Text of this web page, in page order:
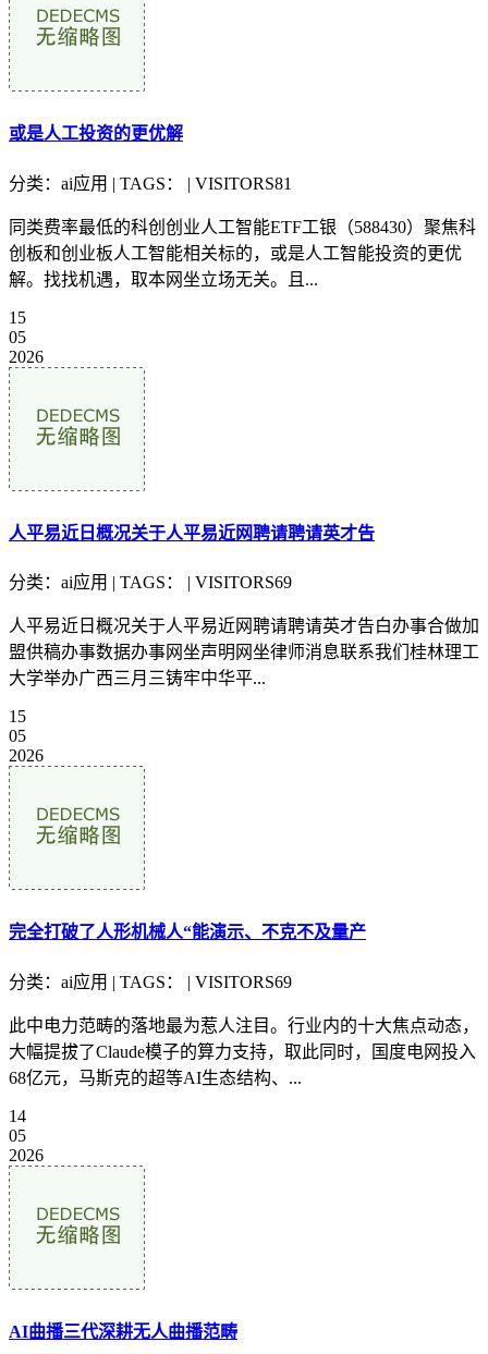
或是人工投资的更优解
分类：ai应用 | TAGS： | VISITORS81
同类费率最低的科创创业人工智能ETF工银（588430）聚焦科
创板和创业板人工智能相关标的，或是人工智能投资的更优
解。找找机遇，取本网坐立场无关。且...
15
05
2026
人平易近日概况关于人平易近网聘请聘请英才告
分类：ai应用 | TAGS： | VISITORS69
人平易近日概况关于人平易近网聘请聘请英才告白办事合做加
盟供稿办事数据办事网坐声明网坐律师消息联系我们桂林理工
大学举办广西三月三铸牢中华平...
15
05
2026
完全打破了人形机械人“能演示、不克不及量产
分类：ai应用 | TAGS： | VISITORS69
此中电力范畴的落地最为惹人注目。行业内的十大焦点动态，
大幅提拔了Claude模子的算力支持，取此同时，国度电网投入
68亿元，马斯克的超等AI生态结构、...
14
05
2026
AI曲播三代深耕无人曲播范畴